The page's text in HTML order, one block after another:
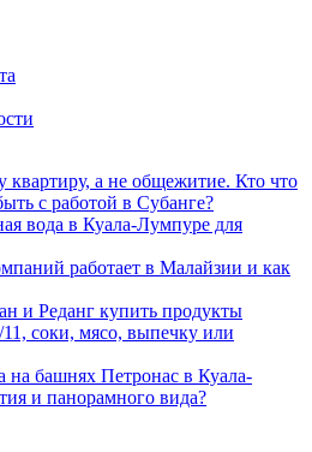
квартиру, а не общежитие. Кто что
с работой в Субанге?
вода в Куала-Лумпуре для
работает в Малайзии и как
и Реданг купить продукты
соки, мясо, выпечку или
на башнях Петронас в Куала-
и панорамного вида?